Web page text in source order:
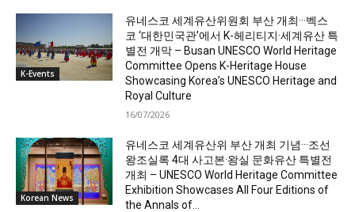
K-Events
유네스코 세계유산위원회 부산 개최···벡스
코 ‘대한민국관’에서 K-헤리티지·세계유산 특
별전 개막 – Busan UNESCO World Heritage
Committee Opens K-Heritage House
Showcasing Korea’s UNESCO Heritage and
Royal Culture
16/07/2026
Korean News
유네스코 세계유산위 부산 개최 기념···조선
왕조실록 4대 사고본·왕실 문화유산 특별전
개최 – UNESCO World Heritage Committee
Exhibition Showcases All Four Editions of
the Annals of...